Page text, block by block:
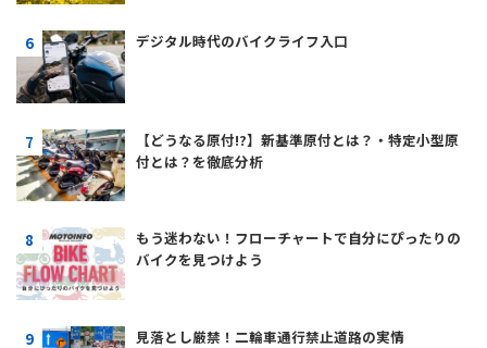
デジタル時代のバイクライフ入口
【どうなる原付!?】新基準原付とは？・特定小型原
付とは？を徹底分析
もう迷わない！フローチャートで自分にぴったりの
バイクを見つけよう
見落とし厳禁！二輪車通行禁止道路の実情